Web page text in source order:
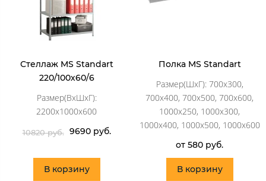
Стеллаж MS Standart
220/100х60/6
Размер(ВхШхГ):
2200x1000x600
10820 руб. 9690 руб.
В корзину
Полка MS Standart
Размер(ШхГ): 700x300,
700x400, 700x500, 700x600,
1000x250, 1000x300,
1000x400, 1000x500, 1000x600
от 580 руб.
В корзину